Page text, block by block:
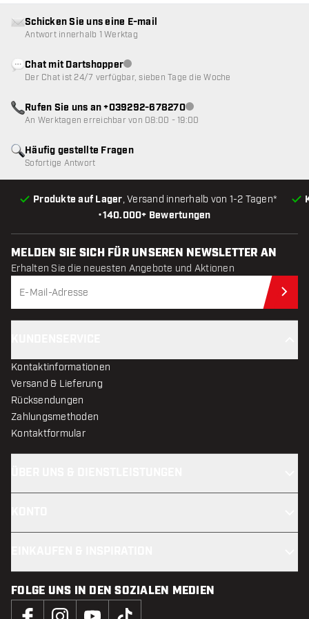
•140.000+ Bewertungen
Produkte auf Lager, Versand innerhalb von 1-2 Tagen*
Häufig gestellte Fragen
Sofortige Antwort
Schicken Sie uns eine E-mail
Antwort innerhalb 1 Werktag
Chat mit DartshopperKundenservice nicht verfügbar
Der Chat ist 24/7 verfügbar, sieben Tage die Woche
Rufen Sie uns an +039292-678270Kundenservice nicht
An Werktagen erreichbar von 08:00 - 19:00
MELDEN SIE SICH FÜR UNSEREN NEWSLETTER AN
Erhalten Sie die neuesten Angebote und Aktionen
Kontaktinformationen
Versand & Lieferung
Rücksendungen
Zahlungsmethoden
Kontaktformular
FOLGE UNS IN DEN SOZIALEN MEDIEN